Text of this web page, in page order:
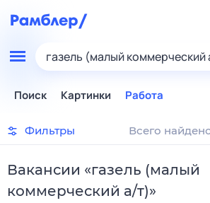
газель (малый коммерческий
Поиск Картинки Работа
Фильтры Всего
Вакансии «газель (малый
коммерческий а/т)»